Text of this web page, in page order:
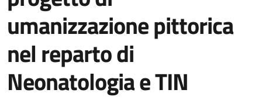
umanizzazione pittorica
nel reparto di
Neonatologia e TIN